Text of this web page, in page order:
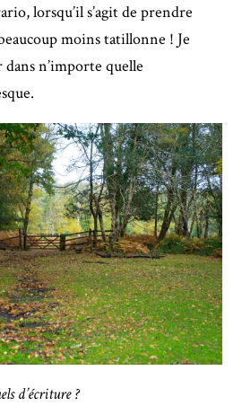
lorsqu’il s’agit de prendre
moins tatillonne ! Je
n’importe quelle
d’écriture ?